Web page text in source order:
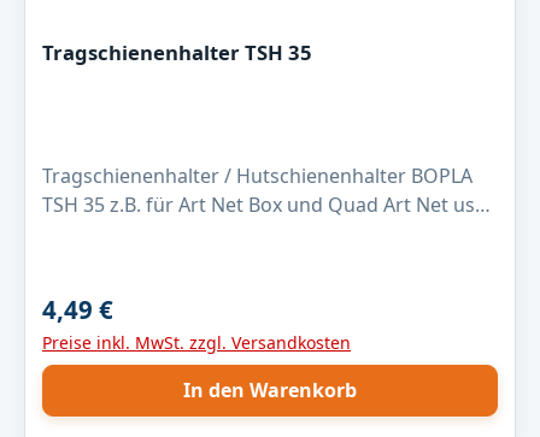
Tragschienenhalter TSH 35
Tragschienenhalter / Hutschienenhalter BOPLA
TSH 35 z.B. für Art Net Box und Quad Art Net usw.
einsteckbarem Riegel •Optimal für
Gehäusehöhen von 70...160 mm Lieferumfang:
Befestigungsschrauben, Sockel,
Montageanleitung
Regulärer Preis:
4,49 €
Preise inkl. MwSt. zzgl. Versandkosten
In den Warenkorb